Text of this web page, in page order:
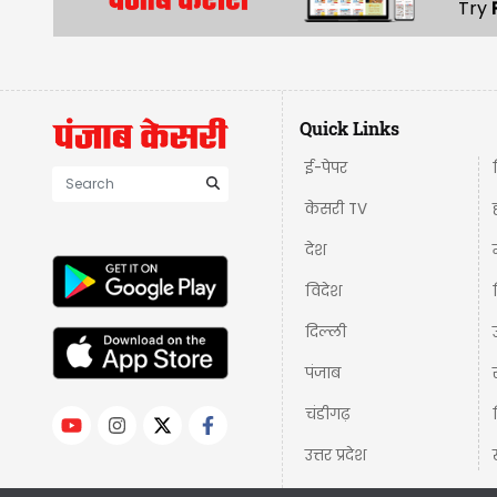
Try
Quick Links
ई-पेपर
केसरी TV
देश
विदेश
दिल्ली
पंजाब
चंडीगढ़
उत्तर प्रदेश